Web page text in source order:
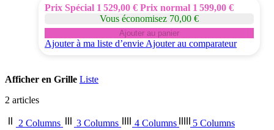
Prix Spécial 1 529,00 € Prix normal 1 599,00 €
Vous économisez 70,00 €
Ajouter au panier
Ajouter à ma liste d’envie Ajouter au comparateur
Afficher en Grille Liste
2 articles
2 Columns 3 Columns 4 Columns
5 Columns